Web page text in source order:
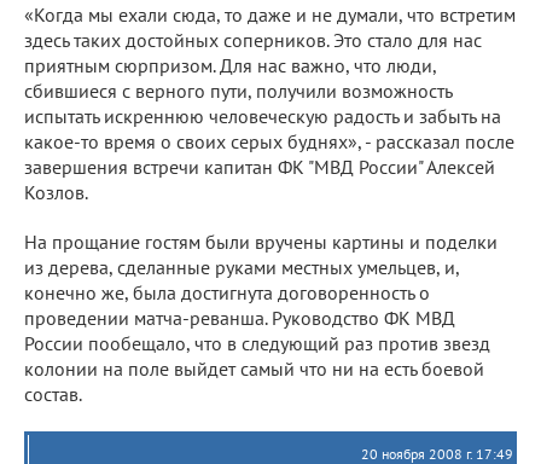
«Когда мы ехали сюда, то даже и не думали, что встретим
здесь таких достойных соперников. Это стало для нас
приятным сюрпризом. Для нас важно, что люди,
сбившиеся с верного пути, получили возможность
испытать искреннюю человеческую радость и забыть на
какое-то время о своих серых буднях», - рассказал после
завершения встречи капитан ФК "МВД России" Алексей
Козлов.
На прощание гостям были вручены картины и поделки
из дерева, сделанные руками местных умельцев, и,
конечно же, была достигнута договоренность о
проведении матча-реванша. Руководство ФК МВД
России пообещало, что в следующий раз против звезд
колонии на поле выйдет самый что ни на есть боевой
состав.
20 ноября 2008 г. 17:49